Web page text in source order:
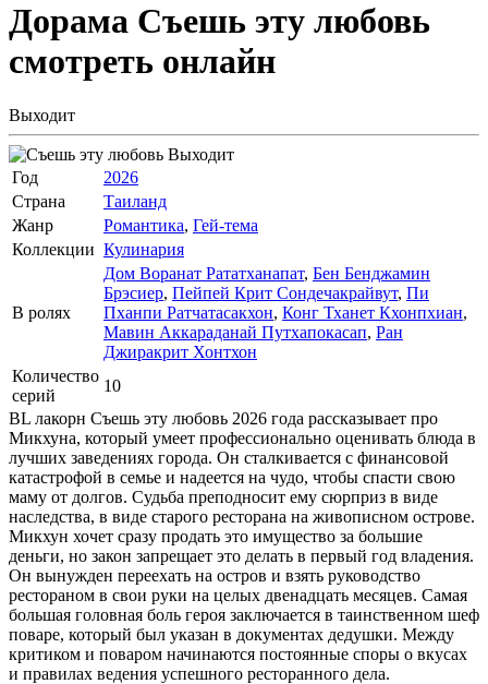
Дорама Съешь эту любовь
смотреть онлайн
Выходит
Выходит
Год
2026
Страна
Таиланд
Жанр
Романтика, Гей-тема
Коллекции Кулинария
В ролях
Дом Воранат Рататханапат, Бен Бенджамин
Брэсиер, Пейпей Крит Сондечакрайвут, Пи
Пханпи Ратчатасакхон, Конг Тханет Кхонпхиан,
Мавин Аккараданай Путхапокасап, Ран
Джиракрит Хонтхон
Количество
серий
10
BL лакорн Съешь эту любовь 2026 года рассказывает про
Микхуна, который умеет профессионально оценивать блюда в
лучших заведениях города. Он сталкивается с финансовой
катастрофой в семье и надеется на чудо, чтобы спасти свою
маму от долгов. Судьба преподносит ему сюрприз в виде
наследства, в виде старого ресторана на живописном острове.
Микхун хочет сразу продать это имущество за большие
деньги, но закон запрещает это делать в первый год владения.
Он вынужден переехать на остров и взять руководство
рестораном в свои руки на целых двенадцать месяцев. Самая
большая головная боль героя заключается в таинственном шеф
поваре, который был указан в документах дедушки. Между
критиком и поваром начинаются постоянные споры о вкусах
и правилах ведения успешного ресторанного дела.